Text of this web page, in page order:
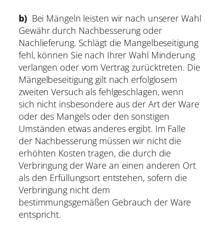
b) Bei Mängeln leisten wir nach unserer Wahl
Gewähr durch Nachbesserung oder
Nachlieferung. Schlägt die Mangelbeseitigung
fehl, können Sie nach Ihrer Wahl Minderung
verlangen oder vom Vertrag zurücktreten. Die
Mängelbeseitigung gilt nach erfolglosem
zweiten Versuch als fehlgeschlagen, wenn
sich nicht insbesondere aus der Art der Ware
oder des Mangels oder den sonstigen
Umständen etwas anderes ergibt. Im Falle
der Nachbesserung müssen wir nicht die
erhöhten Kosten tragen, die durch die
Verbringung der Ware an einen anderen Ort
als den Erfüllungsort entstehen, sofern die
Verbringung nicht dem
bestimmungsgemäßen Gebrauch der Ware
entspricht.